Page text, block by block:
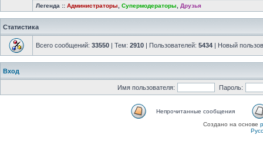
Легенда :: Администраторы Супермодераторы Друзья
Статистика
Всего сообщений: 33550 | Тем: 2910 | Пользователей: 5434 | Новый
Вход
Имя пользователя: Пароль:
Непрочитанные сообщения
Создано на основе